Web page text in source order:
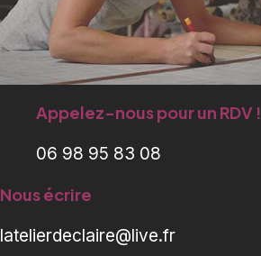
Appelez-nous pour un RDV !
06 98 95 83 08
Nous écrire
latelierdeclaire@live.fr